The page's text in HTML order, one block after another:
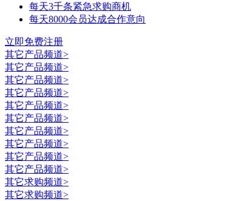
每天3千条紧急求购商机
每天8000会员达成合作意向
立即免费注册
其它产品频道>
其它产品频道>
其它产品频道>
其它产品频道>
其它产品频道>
其它产品频道>
其它产品频道>
其它产品频道>
其它产品频道>
其它产品频道>
其它求购频道>
其它求购频道>